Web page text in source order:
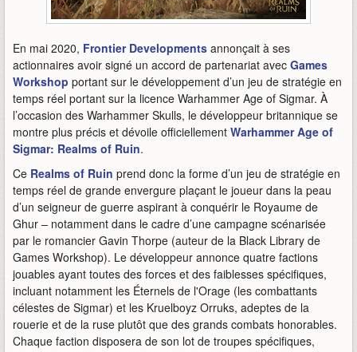
En mai 2020, Frontier Developments annonçait à ses
actionnaires avoir signé un accord de partenariat avec Games
Workshop portant sur le développement d’un jeu de stratégie en
temps réel portant sur la licence Warhammer Age of Sigmar. À
l’occasion des Warhammer Skulls, le développeur britannique se
montre plus précis et dévoile officiellement Warhammer Age of
Sigmar: Realms of Ruin.
Ce Realms of Ruin prend donc la forme d’un jeu de stratégie en
temps réel de grande envergure plaçant le joueur dans la peau
d’un seigneur de guerre aspirant à conquérir le Royaume de
Ghur – notamment dans le cadre d’une campagne scénarisée
par le romancier Gavin Thorpe (auteur de la Black Library de
Games Workshop). Le développeur annonce quatre factions
jouables ayant toutes des forces et des faiblesses spécifiques,
incluant notamment les Éternels de l'Orage (les combattants
célestes de Sigmar) et les Kruelboyz Orruks, adeptes de la
rouerie et de la ruse plutôt que des grands combats honorables.
Chaque faction disposera de son lot de troupes spécifiques,